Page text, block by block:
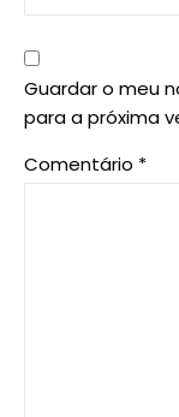
Guardar o meu
para a próxima
Comentário *